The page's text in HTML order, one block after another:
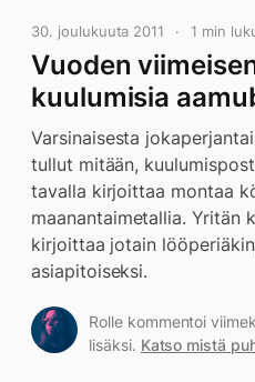
30. joulukuuta 2011 1 min
Vuoden
kuulumisia
Varsinaisesta
tullut mitään,
tavalla kirjoittaa montaa
maanantaimetallia. Yritän
kirjoittaa jotain
asiapitoiseksi.
Rolle kommentoi
lisäksi. Katso mistä